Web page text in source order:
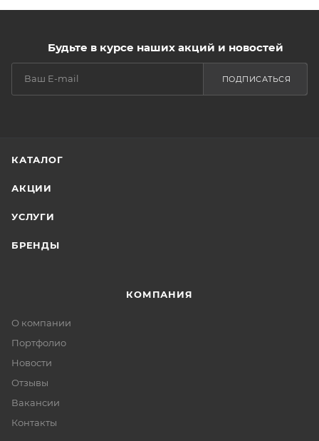
Будьте в курсе наших акций и новостей
ПОДПИСАТЬСЯ
КАТАЛОГ
АКЦИИ
УСЛУГИ
БРЕНДЫ
КОМПАНИЯ
О компании
Портфолио
Новости
Отзывы
Вакансии
Контакты